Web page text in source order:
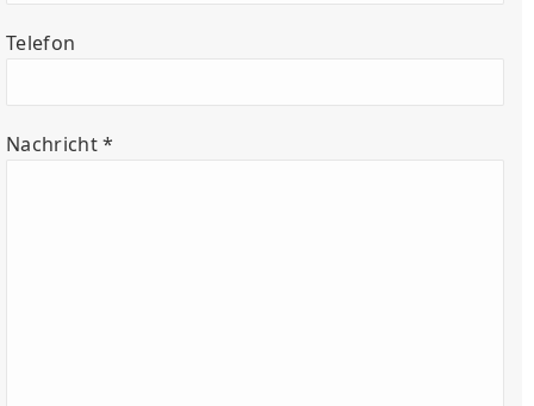
Telefon
Nachricht *